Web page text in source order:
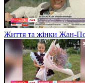
Життя та жінки Жан-